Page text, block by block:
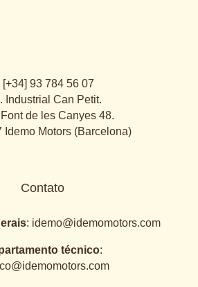
[+34] 93 784 56 07
Industrial Can Petit.
de les Canyes 48.
Idemo Motors (Barcelona)
Contato
: idemo@idemomotors.com
técnico: